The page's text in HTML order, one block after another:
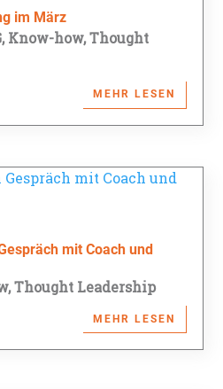
im März
,Know-how,Thought
MEHR LESEN
mit Coach und
,Thought Leadership
MEHR LESEN